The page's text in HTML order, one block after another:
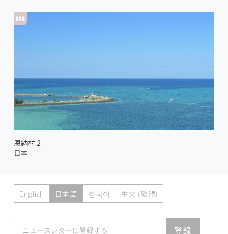
恩納村 2
日本
English 日本語 한국어 中文 (繁體)
登録